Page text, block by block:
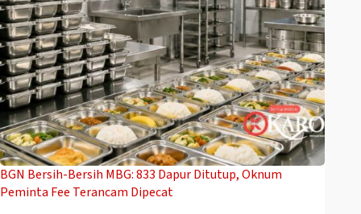
BGN Bersih-Bersih MBG: 833 Dapur Ditutup, Oknum
Peminta Fee Terancam Dipecat